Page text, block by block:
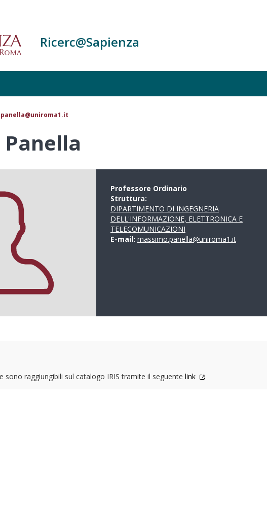
Ricerc@Sapienza
Professore Ordinario
Struttura:
DIPARTIMENTO DI INGEGNERIA
DELL'INFORMAZIONE, ELETTRONICA E
TELECOMUNICAZIONI
E-mail: massimo.panella@uniroma1.it
sono raggiungibili sul catalogo IRIS tramite il seguente link